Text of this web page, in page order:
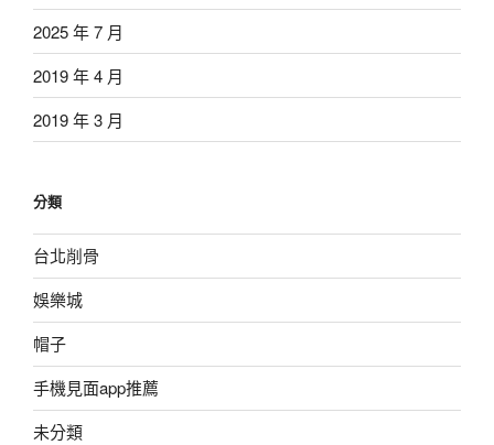
2025 年 7 月
2019 年 4 月
2019 年 3 月
分類
台北削骨
娛樂城
帽子
手機見面app推薦
未分類